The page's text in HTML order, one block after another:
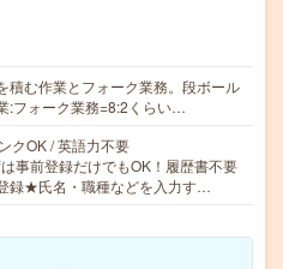
積む作業とフォーク業務。段ボール
:フォーク業務=8:2くらい…
クOK / 英語力不要
事前登録だけでもOK！履歴書不要
録★氏名・職種などを入力す…